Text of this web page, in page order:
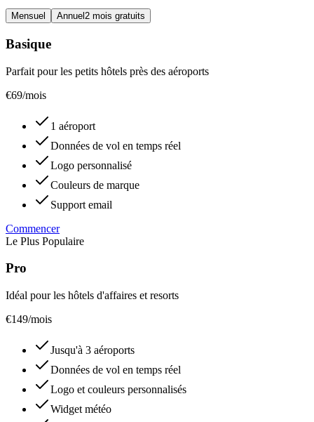
Mensuel Annuel 2 mois gratuits
Basique
Parfait pour les petits hôtels près des aéroports
€69/mois
1 aéroport
Données de vol en temps réel
Logo personnalisé
Couleurs de marque
Support email
Commencer
Le Plus Populaire
Pro
Idéal pour les hôtels d'affaires et resorts
€149/mois
Jusqu'à 3 aéroports
Données de vol en temps réel
Logo et couleurs personnalisés
Widget météo